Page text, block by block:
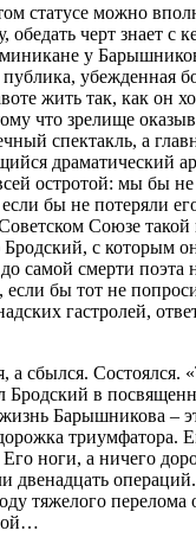
статусе можно
обедать черт знает с
у
публика, убежденная
жить так, как он
что зрелище
спектакль, а
драматический
остротой: мы бы
бы не потеряли
Союзе такой
Бродский, с которым
самой смерти поэта
бы тот не
гастролей,
а сбылся. Состоялся.
Бродский в
Барышникова –
триумфатора.
Его ноги, а ничего
двенадцать
тяжелого